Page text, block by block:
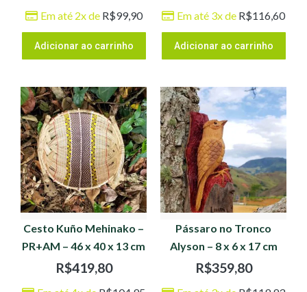
Em até 2x de R$99,90
Adicionar ao carrinho
Em até 3x de R$116,60
Adicionar ao carrinho
Cesto Kuño Mehinako –
PR+AM – 46 x 40 x 13 cm
R$419,80
Pássaro no Tronco
Alyson – 8 x 6 x 17 cm
R$359,80